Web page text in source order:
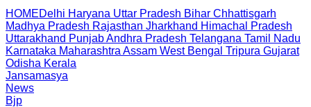
HOMEDelhi Haryana Uttar Pradesh Bihar Chhattisgarh
Madhya Pradesh Rajasthan Jharkhand Himachal Pradesh
Uttarakhand PunjabAndhra Pradesh Telangana Tamil Nadu
Karnataka Maharashtra Assam West Bengal Tripura Gujarat
Odisha Kerala
Jansamasya
News
Bjp